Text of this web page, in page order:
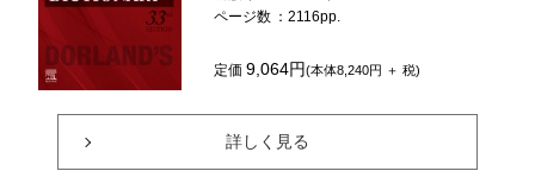
ページ数 ：2116pp.
定価9,064円(本体8,240円 ＋ 税)
詳しく見る